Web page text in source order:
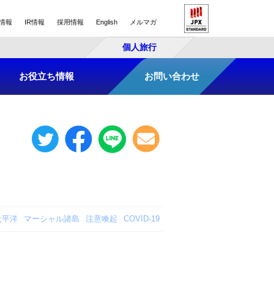
報 IR情報 採用情報 English メルマガ
個人旅行
お役立ち情報 お問い合わせ
平洋 マーシャル諸島 注意喚起 COVID-19